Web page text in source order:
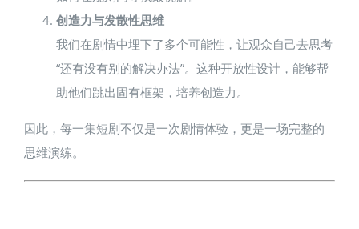
创造力与发散性思维
我们在剧情中埋下了多个可能性，让观众自己去思考
“还有没有别的解决办法”。这种开放性设计，能够帮
助他们跳出固有框架，培养创造力。
因此，每一集短剧不仅是一次剧情体验，更是一场完整的
思维演练。